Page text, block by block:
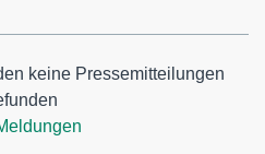
keine Pressemitteilungen